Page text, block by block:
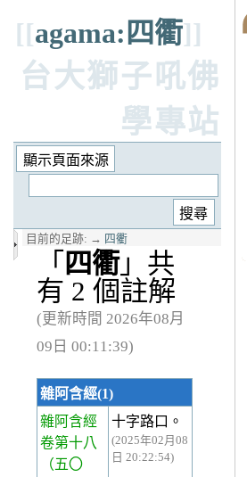
[[agama:四衢]]
台大獅子吼佛
學專站
目前的足跡: → 四衢
「 四衢」共
有 2 個註解
(更新時間 2026年08月
09日 00:11:39)
雜阿含經(1)
雜阿含經
卷第十八
（五〇
十字路口。
(2025年02月08
日 20:22:54)